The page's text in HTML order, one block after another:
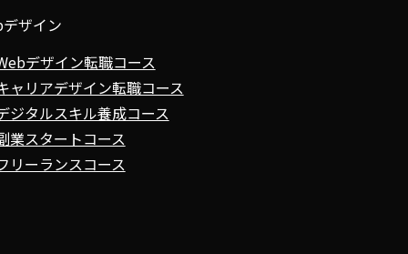
ザイン
デザイン転職コース
ャリアデザイン転職コース
ジタルスキル養成コース
業スタートコース
リーランスコース